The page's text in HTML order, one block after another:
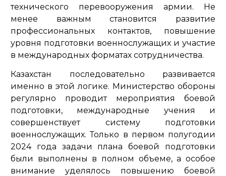
технического перевооружения армии. Не
менее важным становится развитие
профессиональных контактов, повышение
уровня подготовки военнослужащих и участие
в международных форматах сотрудничества.
Казахстан последовательно развивается
именно в этой логике. Министерство обороны
регулярно проводит мероприятия боевой
подготовки, международные учения и
совершенствует систему подготовки
военнослужащих. Только в первом полугодии
2024 года задачи плана боевой подготовки
были выполнены в полном объеме, а особое
внимание уделялось повышению боевой